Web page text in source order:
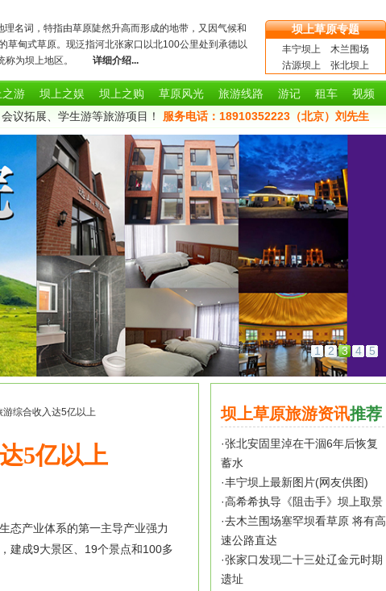
名词，特指由草原陡然升高而形成的地带，又因气候和
草甸式草原。现泛指河北张家口以北100公里处到承德以
称为坝上地区。 详细介绍...
坝上草原专题
丰宁坝上
木兰围场
沽源坝上
张北坝上
之游 坝上之娱 坝上之购 草原风光 旅游线路 游记 租车
视频
议拓展、学生游等旅游项目！ 服务电话：18910352223（北京）刘先生
1 2 3 4 5
游综合收入达5亿以上
5亿以上
产业体系的第一主导产业强力
建成9大景区、19个景点和100多
坝上草原旅游资讯推荐
·张北安固里淖在干涸6年后恢复
蓄水
·丰宁坝上最新图片(网友供图)
·高希希执导《阻击手》坝上取景
·去木兰围场塞罕坝看草原 将有高
速公路直达
·张家口发现二十三处辽金元时期
遗址